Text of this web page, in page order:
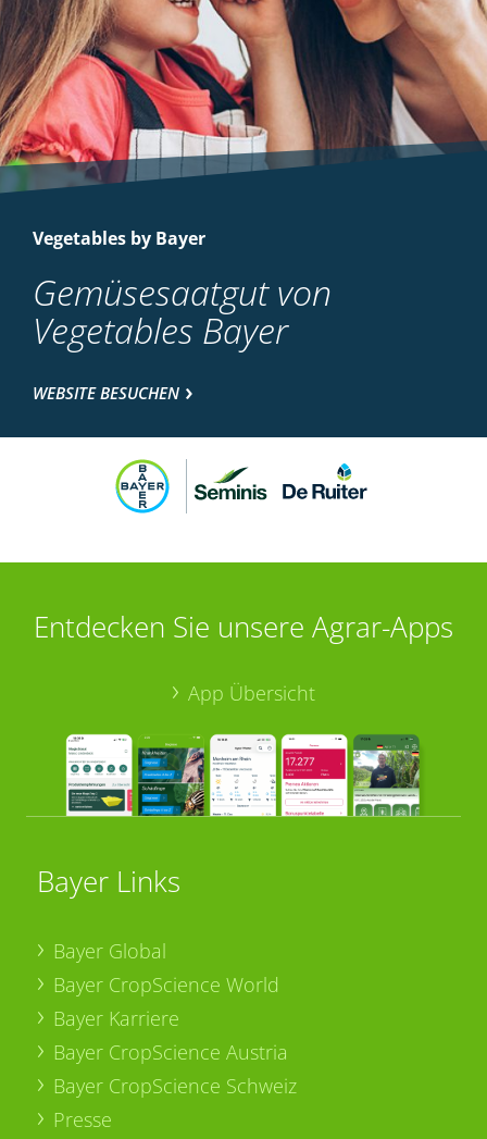
Vegetables by Bayer
Gemüsesaatgut von
Vegetables Bayer
WEBSITE BESUCHEN
Entdecken Sie unsere Agrar-Apps
App Übersicht
Bayer Links
Bayer Global
Bayer CropScience World
Bayer Karriere
Bayer CropScience Austria
Bayer CropScience Schweiz
Presse